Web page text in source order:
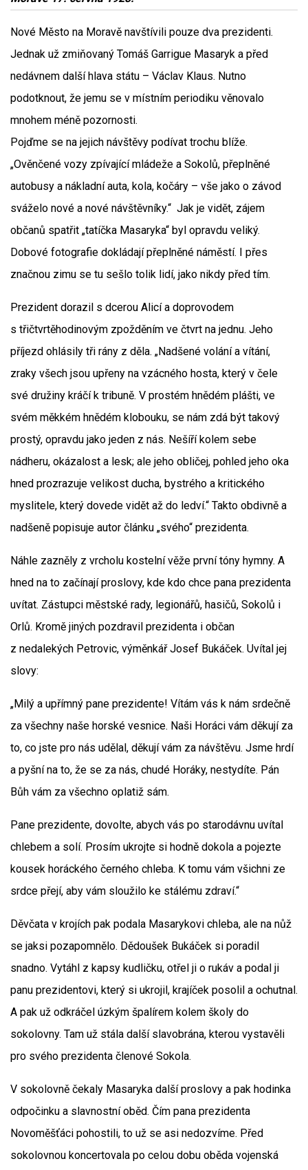
Nové Město na Moravě navštívili pouze dva prezidenti.
Jednak už zmiňovaný Tomáš Garrigue Masaryk a před
nedávnem další hlava státu – Václav Klaus. Nutno
podotknout, že jemu se v místním periodiku věnovalo
mnohem méně pozornosti.
Pojďme se na jejich návštěvy podívat trochu blíže.
„Ověnčené vozy zpívající mládeže a Sokolů, přeplněné
autobusy a nákladní auta, kola, kočáry – vše jako o závod
sváželo nové a nové návštěvníky.“ Jak je vidět, zájem
občanů spatřit „tatíčka Masaryka“ byl opravdu veliký.
Dobové fotografie dokládají přeplněné náměstí. I přes
značnou zimu se tu sešlo tolik lidí, jako nikdy před tím.
Prezident dorazil s dcerou Alicí a doprovodem
s třičtvrtěhodinovým zpožděním ve čtvrt na jednu. Jeho
příjezd ohlásily tři rány z děla. „Nadšené volání a vítání,
zraky všech jsou upřeny na vzácného hosta, který v čele
své družiny kráčí k tribuně. V prostém hnědém plášti, ve
svém měkkém hnědém klobouku, se nám zdá být takový
prostý, opravdu jako jeden z nás. Nešíří kolem sebe
nádheru, okázalost a lesk; ale jeho obličej, pohled jeho oka
hned prozrazuje velikost ducha, bystrého a kritického
myslitele, který dovede vidět až do ledví.“ Takto obdivně a
nadšeně popisuje autor článku „svého“ prezidenta.
Náhle zazněly z vrcholu kostelní věže první tóny hymny. A
hned na to začínají proslovy, kde kdo chce pana prezidenta
uvítat. Zástupci městské rady, legionářů, hasičů, Sokolů i
Orlů. Kromě jiných pozdravil prezidenta i občan
z nedalekých Petrovic, výměnkář Josef Bukáček. Uvítal jej
slovy:
„Milý a upřímný pane prezidente! Vítám vás k nám srdečně
za všechny naše horské vesnice. Naši Horáci vám děkují za
to, co jste pro nás udělal, děkují vám za návštěvu. Jsme hrdí
a pyšní na to, že se za nás, chudé Horáky, nestydíte. Pán
Bůh vám za všechno oplatiž sám.
Pane prezidente, dovolte, abych vás po starodávnu uvítal
chlebem a solí. Prosím ukrojte si hodně dokola a pojezte
kousek horáckého černého chleba. K tomu vám všichni ze
srdce přejí, aby vám sloužilo ke stálému zdraví.“
Děvčata v krojích pak podala Masarykovi chleba, ale na nůž
se jaksi pozapomnělo. Dědoušek Bukáček si poradil
snadno. Vytáhl z kapsy kudličku, otřel ji o rukáv a podal ji
panu prezidentovi, který si ukrojil, krajíček posolil a ochutnal.
A pak už odkráčel úzkým špalírem kolem školy do
sokolovny. Tam už stála další slavobrána, kterou vystavěli
pro svého prezidenta členové Sokola.
V sokolovně čekaly Masaryka další proslovy a pak hodinka
odpočinku a slavnostní oběd. Čím pana prezidenta
Novoměšťáci pohostili, to už se asi nedozvíme. Před
sokolovnou koncertovala po celou dobu oběda vojenská